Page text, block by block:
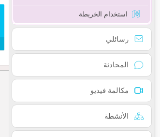
استخدام الخريطة
رسائلي
المحادثة
مكالمة فيديو
الأنشطة